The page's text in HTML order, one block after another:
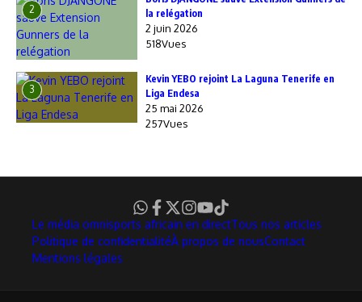
2
la relégation
2 juin 2026
518Vues
3
Kevin YEBO rejoint La Laguna Tenerife en
Liga Endesa
25 mai 2026
257Vues
Le média omnisports africain en directTous nos articles
Politique de confidentialitéÀ propos de nousContact
Mentions légales